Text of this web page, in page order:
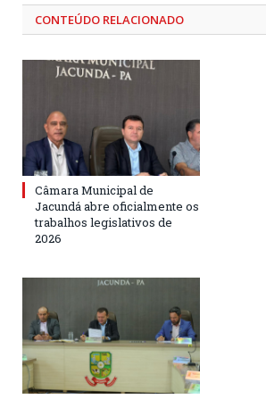
CONTEÚDO RELACIONADO
Câmara Municipal de
Jacundá abre oficialmente os
trabalhos legislativos de
2026